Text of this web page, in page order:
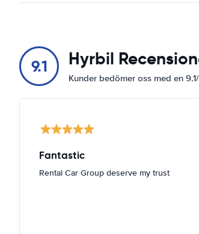
9.1 Hyrbil
Kunder bedömer oss med en
Fantastic
Rental Car Group deserve my trust